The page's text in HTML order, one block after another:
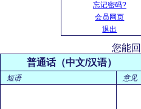
忘记密码?
会员网页
退出
您能
普通话（中文/汉语）
短语 意见